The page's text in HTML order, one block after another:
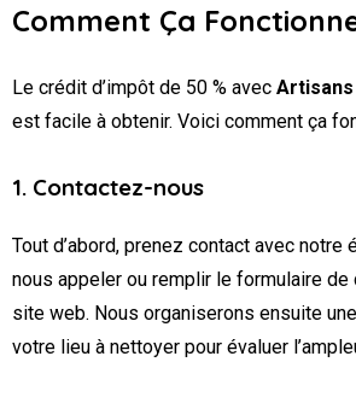
Comment Ça
Le crédit d’impôt de 50 % avec
est facile à obtenir. Voici comment ça
1. Contactez-nous
Tout d’abord, prenez contact avec notre
nous appeler ou remplir le formulaire de
site web. Nous organiserons ensuite
votre lieu à nettoyer pour évaluer